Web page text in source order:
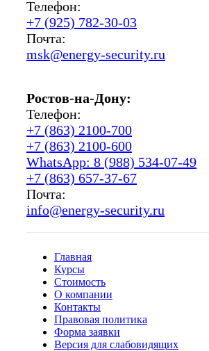
Телефон:
+7 (925) 782-30-03
Почта:
msk@energy-security.ru
Ростов-на-Дону:
Телефон:
+7 (863) 2100-700
+7 (863) 2100-600
WhatsApp: 8 (988) 534-07-49
+7 (863) 657-37-67
Почта:
info@energy-security.ru
Главная
Курсы
Стоимость
О компании
Контакты
Правовая политика
Форма заявки
Версия для слабовидящих